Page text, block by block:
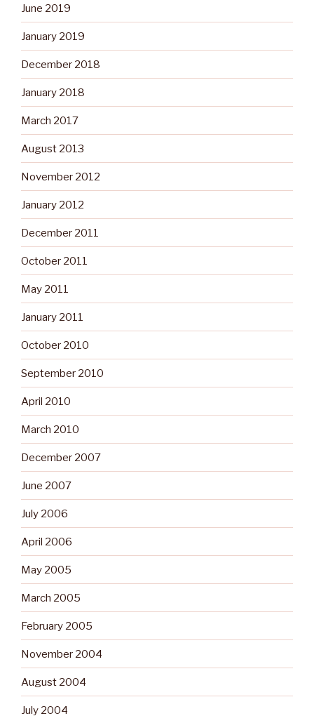
June 2019
January 2019
December 2018
January 2018
March 2017
August 2013
November 2012
January 2012
December 2011
October 2011
May 2011
January 2011
October 2010
September 2010
April 2010
March 2010
December 2007
June 2007
July 2006
April 2006
May 2005
March 2005
February 2005
November 2004
August 2004
July 2004